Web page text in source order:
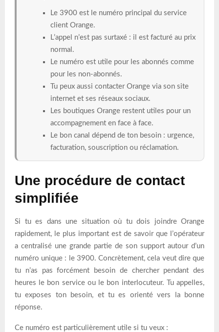
Le 3900 est le numéro principal du service
client Orange.
L’appel n’est pas surtaxé : il est facturé au prix
normal.
Le numéro est utile pour les abonnés comme
pour les non-abonnés.
Tu peux aussi contacter Orange via son site
internet et ses réseaux sociaux.
Les boutiques Orange restent utiles pour un
accompagnement en face à face.
Le bon canal dépend de ton besoin : urgence,
facturation, souscription ou réclamation.
Une procédure de contact
simplifiée
Si tu es dans une situation où tu dois joindre Orange
rapidement, le plus important est de savoir que l’opérateur
a centralisé une grande partie de son support autour d’un
numéro unique : le 3900. Concrètement, cela veut dire que
tu n’as pas forcément besoin de chercher pendant des
heures le bon service ou le bon interlocuteur. Tu appelles,
tu exposes ton besoin, et tu es orienté vers la bonne
réponse.
Ce numéro est particulièrement utile si tu veux :